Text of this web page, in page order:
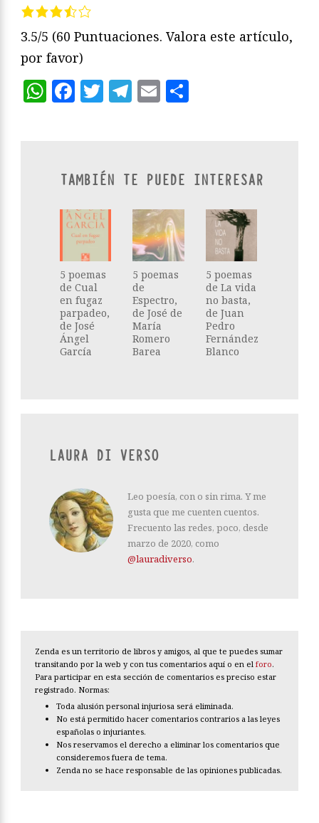
3.5/5 (60 Puntuaciones. Valora este artículo,
por favor)
WhatsApp
Facebook
Twitter
Telegram
Email
TAMBIÉN TE PUEDE INTERESAR
5 poemas
de Cual
en fugaz
parpadeo,
de José
Ángel
García
5 poemas
de
Espectro,
de José de
María
Romero
Barea
5 poemas
de La vida
no basta,
de Juan
Pedro
Fernández
Blanco
LAURA DI VERSO
Leo poesía, con o sin rima. Y me
gusta que me cuenten cuentos.
Frecuento las redes, poco, desde
marzo de 2020, como
@lauradiverso.
Zenda es un territorio de libros y amigos, al que te puedes sumar
transitando por la web y con tus comentarios aquí o en el foro.
Para participar en esta sección de comentarios es preciso estar
registrado. Normas:
Toda alusión personal injuriosa será eliminada.
No está permitido hacer comentarios contrarios a las leyes
españolas o injuriantes.
Nos reservamos el derecho a eliminar los comentarios que
consideremos fuera de tema.
Zenda no se hace responsable de las opiniones publicadas.